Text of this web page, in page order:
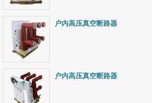
户内高压真空断路器
户内高压真空断路器